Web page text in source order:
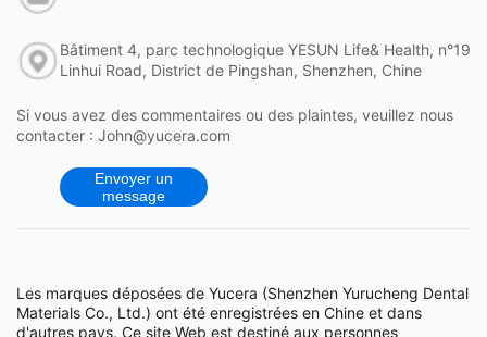
Bâtiment 4, parc technologique YESUN Life& Health, n°19
Linhui Road, District de Pingshan, Shenzhen, Chine
Si vous avez des commentaires ou des plaintes, veuillez nous
contacter : John@yucera.com
Envoyer un
message
Les marques déposées de Yucera (Shenzhen Yurucheng Dental
Materials Co., Ltd.) ont été enregistrées en Chine et dans
d'autres pays. Ce site Web est destiné aux personnes